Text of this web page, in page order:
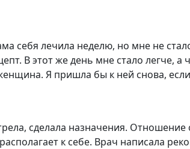
себя лечила неделю, но мне не
В этот же день мне стало легче,
Я пришла бы к ней снова,
сделала назначения. Отношение
к себе. Врач написала